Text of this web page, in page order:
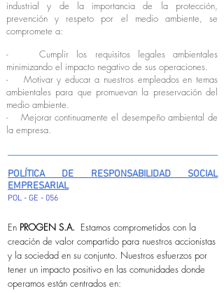
industrial y de la importancia de la protección,
prevención y respeto por el medio ambiente, se
compromete a:
- Cumplir los requisitos legales ambientales
minimizando el impacto negativo de sus operaciones.
- Motivar y educar a nuestros empleados en temas
ambientales para que promuevan la preservación del
medio ambiente.
- Mejorar continuamente el desempeño ambiental de
la empresa.
POLÍTICA DE RESPONSABILIDAD SOCIAL
EMPRESARIAL
POL - GE - 056
En PROGEN S.A. Estamos comprometidos con la
creación de valor compartido para nuestros accionistas
y la sociedad en su conjunto. Nuestros esfuerzos por
tener un impacto positivo en las comunidades donde
operamos están centrados en: